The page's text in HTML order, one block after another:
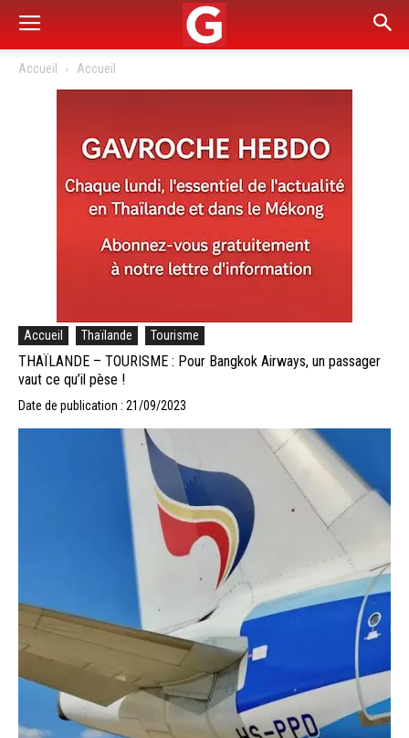
Accueil Accueil
Accueil Thaïlande Tourisme
THAÏLANDE – TOURISME : Pour Bangkok Airways, un passager
vaut ce qu’il pèse !
Date de publication : 21/09/2023